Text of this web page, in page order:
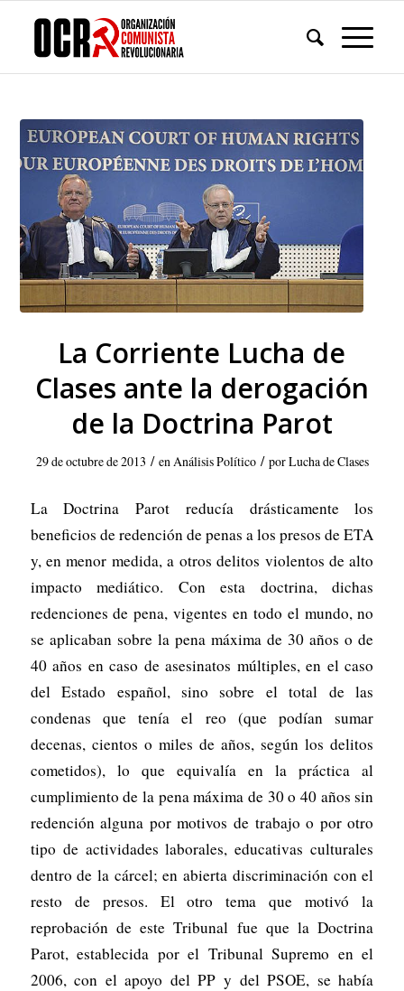
La Corriente Lucha de
Clases ante la derogación
de la Doctrina Parot
29 de octubre de 2013 / enAnálisis Político / porLucha de Clases
La Doctrina Parot reducía drásticamente los
beneficios de redención de penas a los presos de ETA
y, en menor medida, a otros delitos violentos de alto
impacto mediático. Con esta doctrina, dichas
redenciones de pena, vigentes en todo el mundo, no
se aplicaban sobre la pena máxima de 30 años o de
40 años en caso de asesinatos múltiples, en el caso
del Estado español, sino sobre el total de las
condenas que tenía el reo (que podían sumar
decenas, cientos o miles de años, según los delitos
cometidos), lo que equivalía en la práctica al
cumplimiento de la pena máxima de 30 o 40 años sin
redención alguna por motivos de trabajo o por otro
tipo de actividades laborales, educativas culturales
dentro de la cárcel; en abierta discriminación con el
resto de presos. El otro tema que motivó la
reprobación de este Tribunal fue que la Doctrina
Parot, establecida por el Tribunal Supremo en el
2006, con el apoyo del PP y del PSOE, se había